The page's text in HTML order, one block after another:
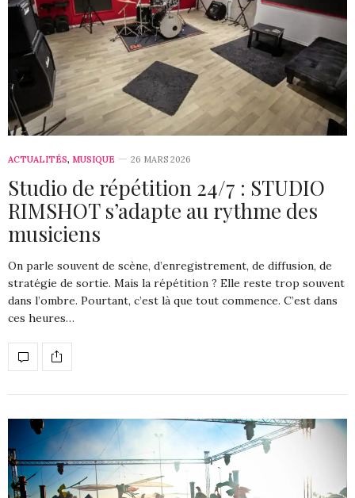
ACTUALITÉS, MUSIQUE 26 MARS 2026
Studio de répétition 24/7 : STUDIO
RIMSHOT s’adapte au rythme des
musiciens
On parle souvent de scène, d’enregistrement, de diffusion, de
stratégie de sortie. Mais la répétition ? Elle reste trop souvent
dans l’ombre. Pourtant, c’est là que tout commence. C’est dans
ces heures…